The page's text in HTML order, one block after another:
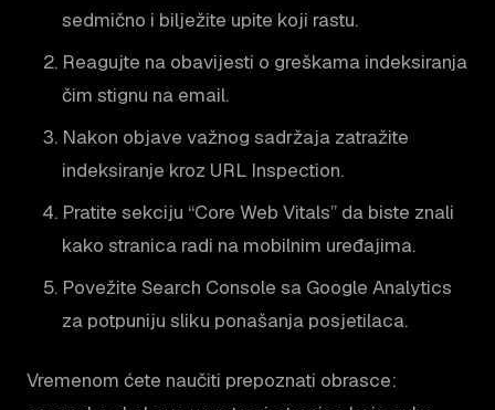
sedmično i bilježite upite koji rastu.
Reagujte na obavijesti o greškama indeksiranja
čim stignu na email.
Nakon objave važnog sadržaja zatražite
indeksiranje kroz URL Inspection.
Pratite sekciju “Core Web Vitals” da biste znali
kako stranica radi na mobilnim uređajima.
Povežite Search Console sa Google Analytics
za potpuniju sliku ponašanja posjetilaca.
Vremenom ćete naučiti prepoznati obrasce: